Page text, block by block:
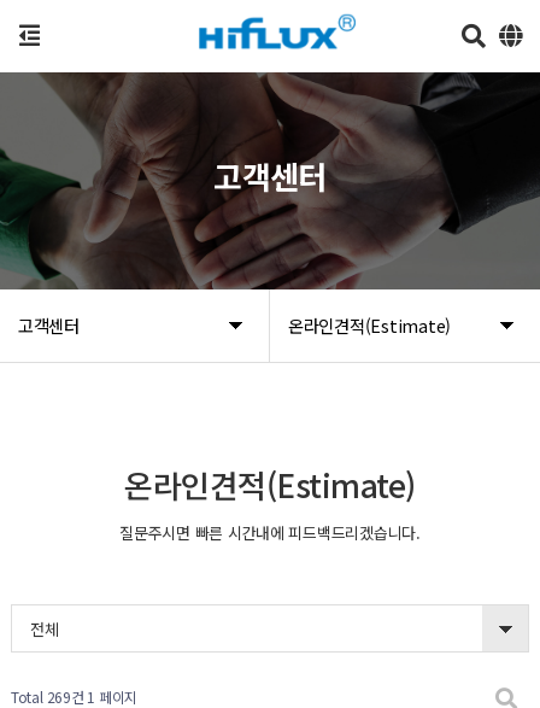
고객센터 온라인견적(Estimate)
고객센터
온라인견적(Estimate)
질문주시면 빠른 시간내에 피드백드리겠습니다.
전체
Total 269건 1 페이지